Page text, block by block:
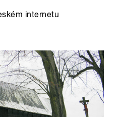
internetu